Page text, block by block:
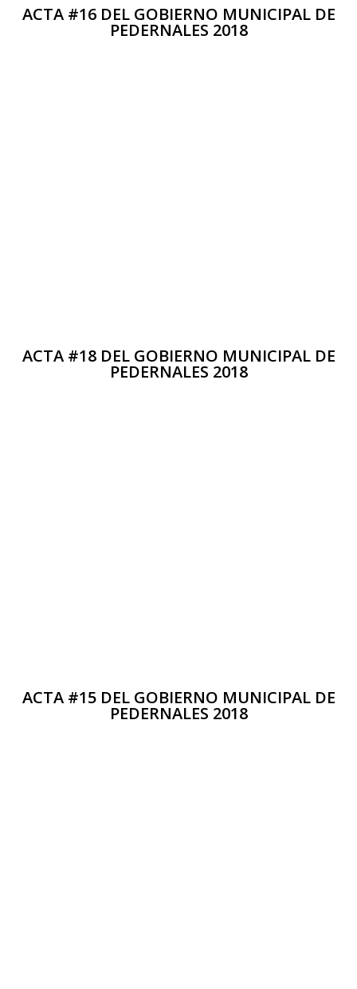
ACTA #16 DEL GOBIERNO MUNICIPAL DE
PEDERNALES 2018
ACTA #18 DEL GOBIERNO MUNICIPAL DE
PEDERNALES 2018
ACTA #15 DEL GOBIERNO MUNICIPAL DE
PEDERNALES 2018